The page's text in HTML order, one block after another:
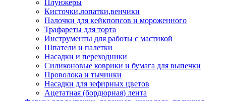
Плунжеры
Кисточки,лопатки,венчики
Палочки для кейкпопсов и мороженного
Трафареты для торта
Инструменты для работы с мастикой
Шпатели и палетки
Насадки и переходники
Силиконовые коврики и бумага для выпечки
Проволока и тычинки
Насадки для зефирных цветов
Ацетатная (бордюрная) лента